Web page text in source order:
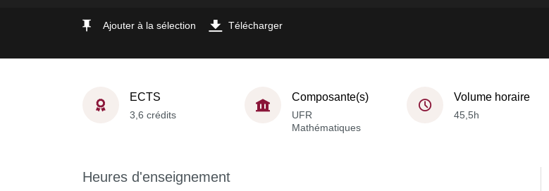
Ajouter à la sélection Télécharger
ECTS
3,6 crédits
Composante(s)
UFR
Mathématiques
Volume horaire
45,5h
Heures d'enseignement